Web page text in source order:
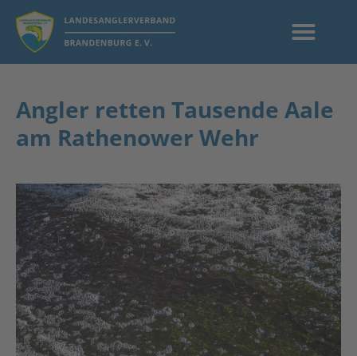
Angler retten Tausende Aale
am Rathenower Wehr